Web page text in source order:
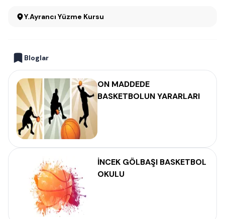
Y.Ayrancı Yüzme Kursu
Bloglar
ON MADDEDE
BASKETBOLUN YARARLARI
İNCEK GÖLBAŞI BASKETBOL
OKULU